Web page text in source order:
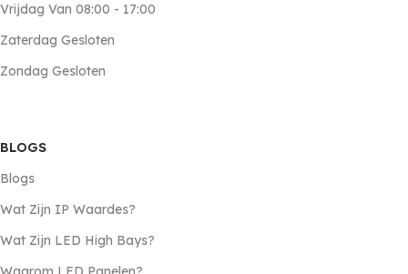
Vrijdag Van 08:00 - 17:00
Zaterdag Gesloten
Zondag Gesloten
BLOGS
Blogs
Wat Zijn IP Waardes?
Wat Zijn LED High Bays?